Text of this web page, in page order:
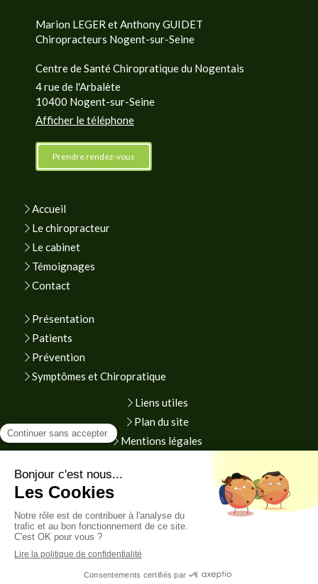
Marion LEGER et Anthony GUIDET
Chiropracteurs Nogent-sur-Seine
Centre de Santé Chiropratique du Nogentais
4 rue de l'Arbalète
10400 Nogent-sur-Seine
Afficher le téléphone
Prendre rendez-vous
Accueil
Le chiropracteur
Le cabinet
Témoignages
Contact
Présentation
Patients
Prévention
Symptômes et Chiropratique
Liens utiles
Plan du site
Mentions légales
Prendre rendez-vous en ligne
Création et référencement du site par Simplébo